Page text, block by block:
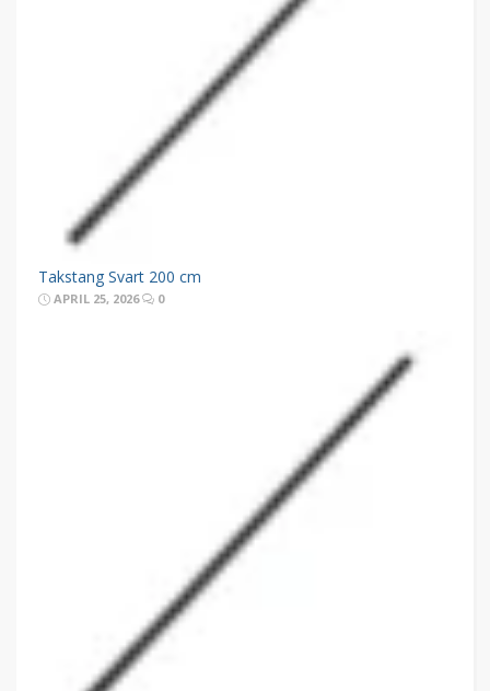
Takstang Svart 200 cm
APRIL 25, 2026 0